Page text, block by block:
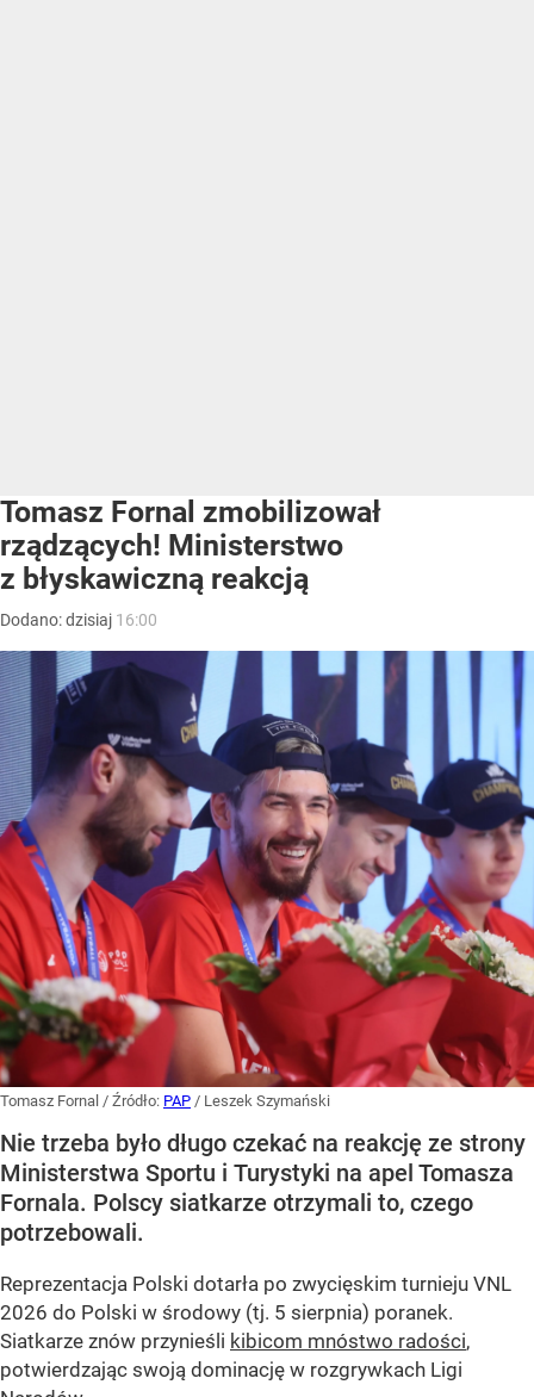
Tomasz Fornal zmobilizował
rządzących! Ministerstwo
z błyskawiczną reakcją
Dodano:dzisiaj 16:00
Tomasz Fornal / Źródło: PAP / Leszek Szymański
Nie trzeba było długo czekać na reakcję ze strony
Ministerstwa Sportu i Turystyki na apel Tomasza
Fornala. Polscy siatkarze otrzymali to, czego
potrzebowali.
Reprezentacja Polski dotarła po zwycięskim turnieju VNL
2026 do Polski w środowy (tj. 5 sierpnia) poranek.
Siatkarze znów przynieśli kibicom mnóstwo radości,
potwierdzając swoją dominację w rozgrywkach Ligi